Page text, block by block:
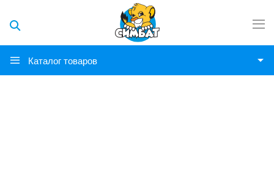
Каталог товаров